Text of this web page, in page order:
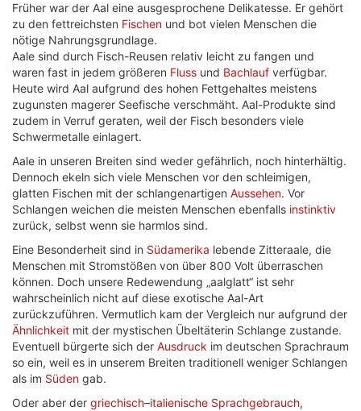
Früher war der Aal eine ausgesprochene Delikatesse. Er gehört
zu den fettreichsten Fischen und bot vielen Menschen die
nötige Nahrungsgrundlage.
Aale sind durch Fisch-Reusen relativ leicht zu fangen und
waren fast in jedem größeren Fluss und Bachlauf verfügbar.
Heute wird Aal aufgrund des hohen Fettgehaltes meistens
zugunsten magerer Seefische verschmäht. Aal-Produkte sind
zudem in Verruf geraten, weil der Fisch besonders viele
Schwermetalle einlagert.
Aale in unseren Breiten sind weder gefährlich, noch hinterhältig.
Dennoch ekeln sich viele Menschen vor den schleimigen,
glatten Fischen mit der schlangenartigen Aussehen. Vor
Schlangen weichen die meisten Menschen ebenfalls instinktiv
zurück, selbst wenn sie harmlos sind.
Eine Besonderheit sind in Südamerika lebende Zitteraale, die
Menschen mit Stromstößen von über 800 Volt überraschen
können. Doch unsere Redewendung „aalglatt“ ist sehr
wahrscheinlich nicht auf diese exotische Aal-Art
zurückzuführen. Vermutlich kam der Vergleich nur aufgrund der
Ähnlichkeit mit der mystischen Übeltäterin Schlange zustande.
Eventuell bürgerte sich der Ausdruck im deutschen Sprachraum
so ein, weil es in unserem Breiten traditionell weniger Schlangen
als im Süden gab.
Oder aber der griechisch–italienische Sprachgebrauch,